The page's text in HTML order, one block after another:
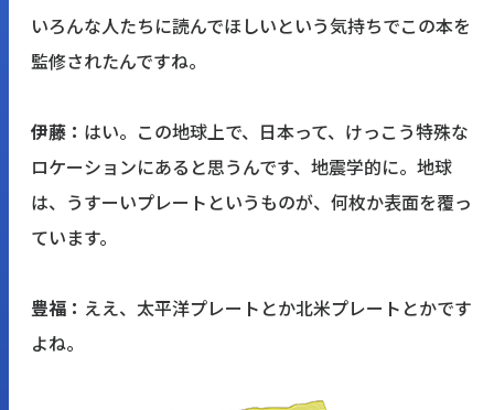
いろんな人たちに読んでほしいという気持ちでこの本を
監修されたんですね。
伊藤： はい。この地球上で、日本って、けっこう特殊な
ロケーションにあると思うんです、地震学的に。地球
は、うすーいプレートというものが、何枚か表面を覆っ
ています。
豊福： ええ、太平洋プレートとか北米プレートとかです
よね。